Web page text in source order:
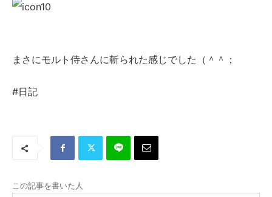
まさにモルト侍さんに斬られた感じでした（＾＾；
#日記
この記事を書いた人